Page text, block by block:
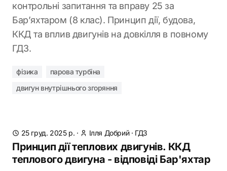
контрольні запитання та вправу 25 за
Бар’яхтаром (8 клас). Принцип дії, будова,
ККД та вплив двигунів на довкілля в повному
ГДЗ.
фізика
парова турбіна
двигун внутрішнього згоряння
25 груд. 2025 р. · Ілля Добрий· ГДЗ
Принцип дії теплових двигунів. ККД
теплового двигуна - відповіді Бар'яхтар